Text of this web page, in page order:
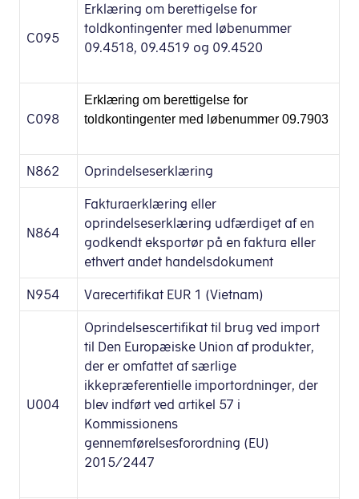
C095
Erklæring om berettigelse for
toldkontingenter med løbenummer
09.4518, 09.4519 og 09.4520
C098
Erklæring om berettigelse for
toldkontingenter med løbenummer 09.7903
N862 Oprindelseserklæring
N864
Fakturaerklæring eller
oprindelseserklæring udfærdiget af en
godkendt eksportør på en faktura eller
ethvert andet handelsdokument
N954 Varecertifikat EUR 1 (Vietnam)
U004
Oprindelsescertifikat til brug ved import
til Den Europæiske Union af produkter,
der er omfattet af særlige
ikkepræferentielle importordninger, der
blev indført ved artikel 57 i
Kommissionens
gennemførelsesforordning (EU)
2015/2447